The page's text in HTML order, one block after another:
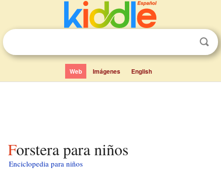
Web Imágenes English
Forstera para niños
Enciclopedia para niños